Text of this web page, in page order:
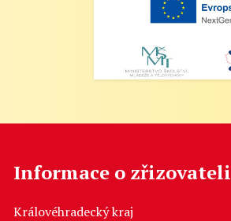
Informace o zřizovateli
Královéhradecký kraj